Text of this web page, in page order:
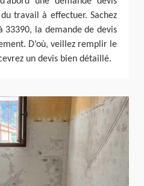
travail à effectuer. Sachez
33390, la demande de devis
D’où, veillez remplir le
un devis bien détaillé.